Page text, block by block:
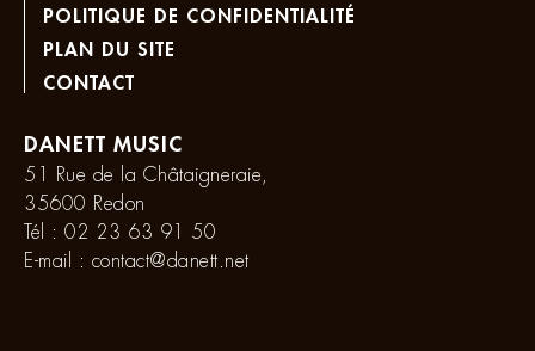
POLITIQUE DE CONFIDENTIALITÉ
PLAN DU SITE
CONTACT
DANETT MUSIC
51 Rue de la Châtaigneraie,
35600 Redon
Tél : 02 23 63 91 50
E-mail : contact@danett.net